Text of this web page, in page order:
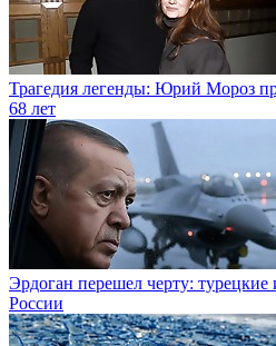
Трагедия легенды: Юрий Мороз
68 лет
Эрдоган перешел черту: турецкие
России